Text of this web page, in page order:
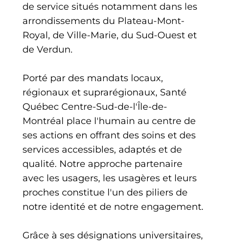
de service situés notamment dans les
arrondissements du Plateau-Mont-
Royal, de Ville-Marie, du Sud-Ouest et
de Verdun.
Porté par des mandats locaux,
régionaux et suprarégionaux, Santé
Québec Centre-Sud-de-l'Île-de-
Montréal place l'humain au centre de
ses actions en offrant des soins et des
services accessibles, adaptés et de
qualité. Notre approche partenaire
avec les usagers, les usagères et leurs
proches constitue l'un des piliers de
notre identité et de notre engagement.
Grâce à ses désignations universitaires,